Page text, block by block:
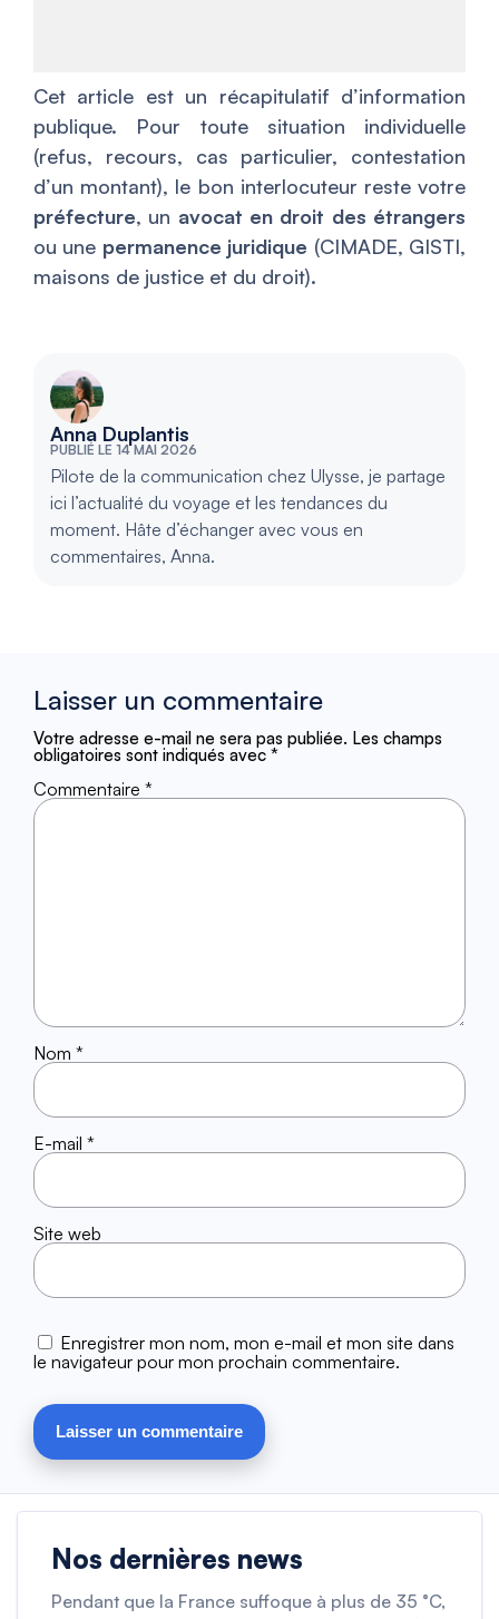
Cet article est un récapitulatif d’information
publique. Pour toute situation individuelle
(refus, recours, cas particulier, contestation
d’un montant), le bon interlocuteur reste votre
préfecture, un avocat en droit des étrangers
ou une permanence juridique (CIMADE, GISTI,
maisons de justice et du droit).
Anna Duplantis
PUBLIÉ LE 14 MAI 2026
Pilote de la communication chez Ulysse, je partage
ici l’actualité du voyage et les tendances du
moment. Hâte d’échanger avec vous en
commentaires, Anna.
Laisser un commentaire
Votre adresse e-mail ne sera pas publiée. Les champs
obligatoires sont indiqués avec *
Commentaire *
Nom *
E-mail *
Site web
Enregistrer mon nom, mon e-mail et mon site dans
le navigateur pour mon prochain commentaire.
Nos dernières news
Pendant que la France suffoque à plus de 35 °C,